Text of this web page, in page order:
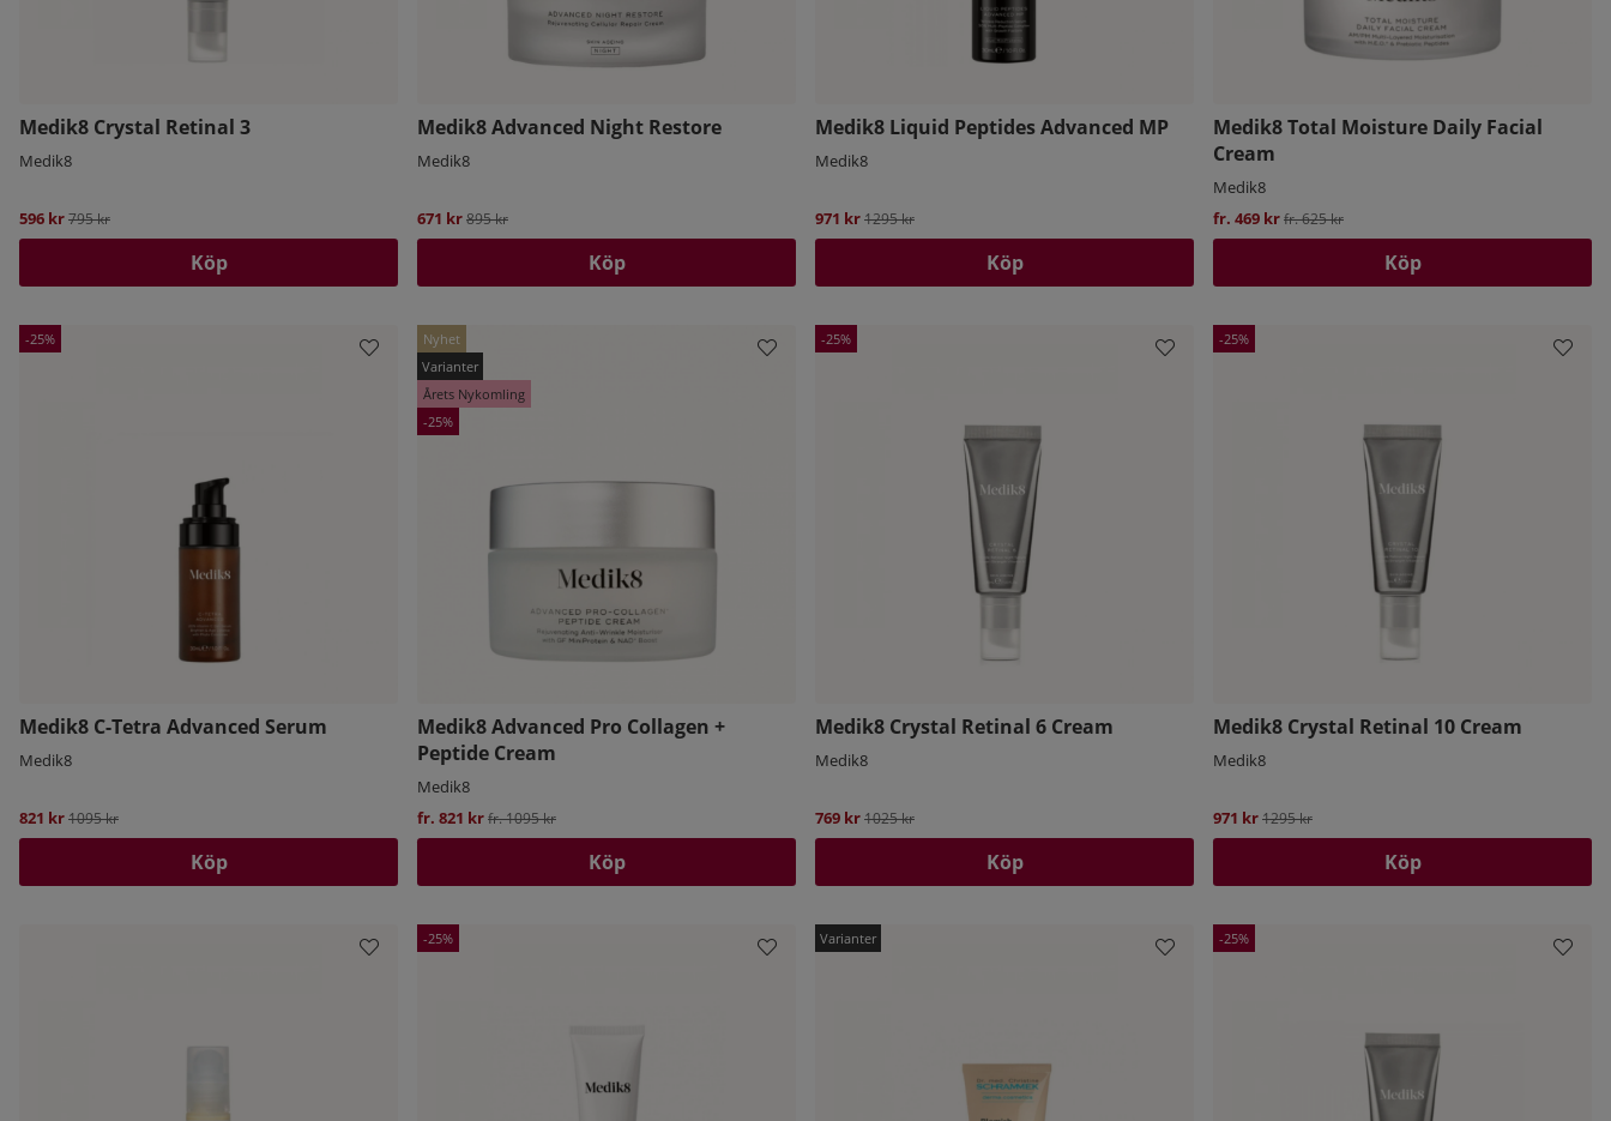
Medik8 Crystal Retinal 3
Medik8
596 krOrdinarie pris:
795 kr
Köp
Medik8 Advanced Night Restore
Medik8
671 krOrdinarie pris:
895 kr
Köp
Medik8 Liquid Peptides Advanced MP
Medik8
971 krOrdinarie pris:
1295 kr
Köp
Medik8 Total Moisture Daily Facial
Cream
Medik8
fr. 469 krOrdinarie pris:
fr. 625 kr
Köp
25
Medik8 C-Tetra Advanced Serum
Medik8
821 krOrdinarie pris:
1095 kr
Köp
Nyhet
Årets Nykomling
25
Medik8 Advanced Pro Collagen +
Peptide Cream
Medik8
fr. 821 krOrdinarie pris:
fr. 1095 kr
Köp
25
Medik8 Crystal Retinal 6 Cream
Medik8
769 krOrdinarie pris:
1025 kr
Köp
25
Medik8 Crystal Retinal 10 Cream
Medik8
971 krOrdinarie pris:
1295 kr
Köp
25 25